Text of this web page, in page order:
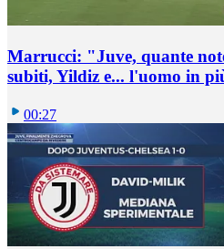
Marrucci: "Juve, quante
subiti, Yildiz e... l'uomo in
00:27